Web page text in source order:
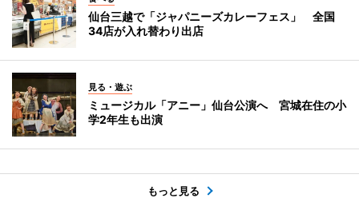
仙台三越で「ジャパニーズカレーフェス」 全国
34店が入れ替わり出店
見る・遊ぶ
ミュージカル「アニー」仙台公演へ 宮城在住の小
学2年生も出演
もっと見る